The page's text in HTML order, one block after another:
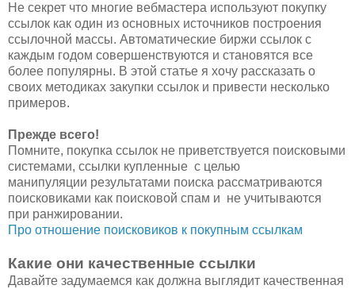
Не секрет что многие вебмастера используют покупку
ссылок как один из основных источников построения
ссылочной массы. Автоматические биржи ссылок с
каждым годом совершенствуются и становятся все
более популярны. В этой статье я хочу рассказать о
своих методиках закупки ссылок и привести несколько
примеров.
Прежде всего!
Помните, покупка ссылок не приветствуется поисковыми
системами, ссылки купленные с целью
манипуляции результатами поиска рассматриваются
поисковиками как поисковой спам и не учитываются
при ранжировании.
Про отношение поисковиков к покупным ссылкам
Какие они качественные ссылки
Давайте задумаемся как должна выглядит качественная